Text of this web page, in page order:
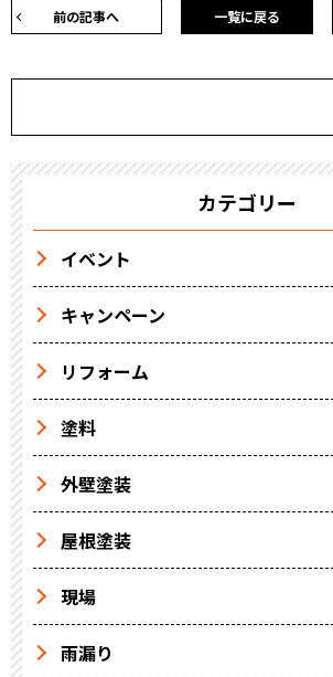
前の記事へ 一覧に戻る
カテゴリー
イベント
キャンペーン
リフォーム
塗料
外壁塗装
屋根塗装
現場
雨漏り